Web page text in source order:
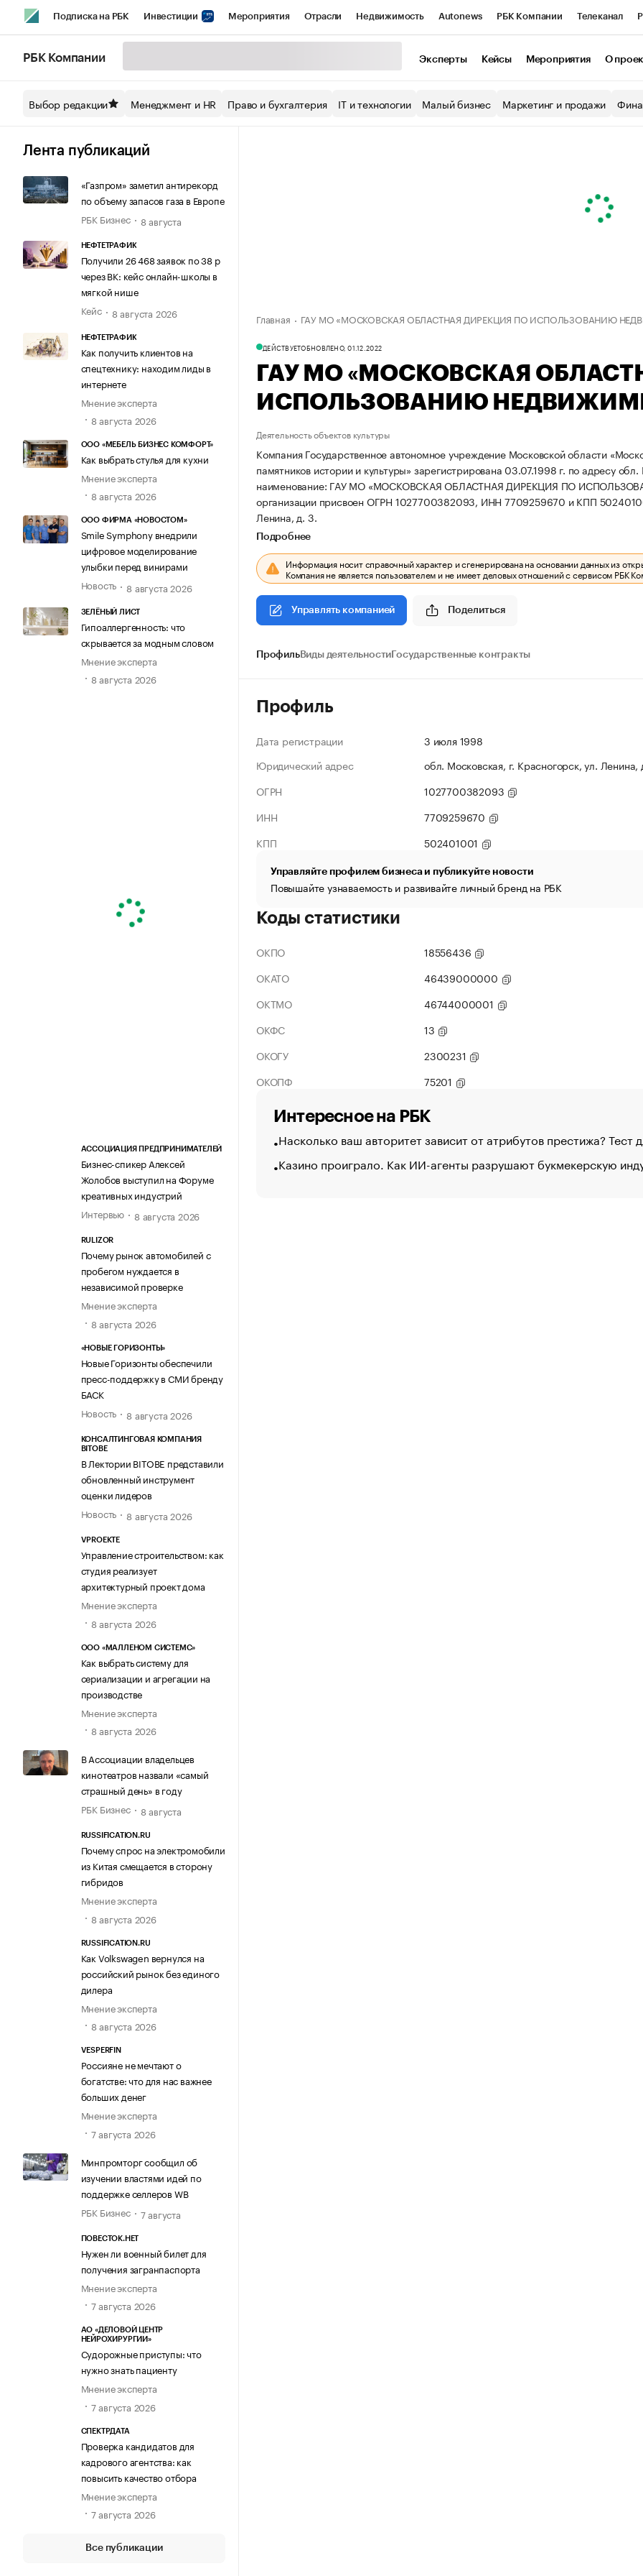
Подписка на РБК Инвестиции Мероприятия Отрасли Недвижимость Autonews РБК Компании Телеканал
Спецпроекты СПб Конференции СПб Спецпроекты Экономика Бизнес
Технологии и медиа
РБК Компании Эксперты Кейсы Мероприятия О
Выбор редакции Менеджмент и HR Право и бухгалтерия IT и технологии Малый бизнес Маркетинг и продажи
Лента публикаций
«Газпром» заметил антирекорд
по объему запасов газа в Европе
РБК Бизнес
8 августа
НЕФТЕТРАФИК
Получили 26 468 заявок по 38 р
через ВК: кейс онлайн-школы в
мягкой нише
Кейс
8 августа 2026
НЕФТЕТРАФИК
Как получить клиентов на
спецтехнику: находим лиды в
интернете
Мнение эксперта
8 августа 2026
ООО «МЕБЕЛЬ БИЗНЕС КОМФОРТ»
Как выбрать стулья для кухни
Мнение эксперта
8 августа 2026
ООО ФИРМА «НОВОСТОМ»
Smile Symphony внедрили
цифровое моделирование
улыбки перед винирами
Новость
8 августа 2026
ЗЕЛЁНЫЙ ЛИСТ
Гипоаллергенность: что
скрывается за модным словом
Мнение эксперта
8 августа 2026
АССОЦИАЦИЯ ПРЕДПРИНИМАТЕЛЕЙ
Бизнес-спикер Алексей
Жолобов выступил на Форуме
креативных индустрий
Интервью
8 августа 2026
RULIZOR
Почему рынок автомобилей с
пробегом нуждается в
независимой проверке
Мнение эксперта
8 августа 2026
«НОВЫЕ ГОРИЗОНТЫ»
Новые Горизонты обеспечили
пресс-поддержку в СМИ бренду
БАСК
Новость
8 августа 2026
КОНСАЛТИНГОВАЯ КОМПАНИЯ
BITOBE
В Лектории BITOBE представили
обновленный инструмент
оценки лидеров
Новость
8 августа 2026
VPROEKTE
Управление строительством: как
студия реализует
архитектурный проект дома
Мнение эксперта
8 августа 2026
ООО «МАЛЛЕНОМ СИСТЕМС»
Как выбрать систему для
сериализации и агрегации на
производстве
Мнение эксперта
8 августа 2026
В Ассоциации владельцев
кинотеатров назвали «самый
страшный день» в году
РБК Бизнес
8 августа
RUSSIFICATION.RU
Почему спрос на электромобили
из Китая смещается в сторону
гибридов
Мнение эксперта
8 августа 2026
RUSSIFICATION.RU
Как Volkswagen вернулся на
российский рынок без единого
дилера
Мнение эксперта
8 августа 2026
VESPERFIN
Россияне не мечтают о
богатстве: что для нас важнее
больших денег
Мнение эксперта
7 августа 2026
Минпромторг сообщил об
изучении властями идей по
поддержке селлеров WB
РБК Бизнес
7 августа
ПОВЕСТОК.НЕТ
Нужен ли военный билет для
получения загранпаспорта
Мнение эксперта
7 августа 2026
АО «ДЕЛОВОЙ ЦЕНТР
НЕЙРОХИРУРГИИ»
Судорожные приступы: что
нужно знать пациенту
Мнение эксперта
7 августа 2026
СПЕКТРДАТА
Проверка кандидатов для
кадрового агентства: как
повысить качество отбора
Мнение эксперта
7 августа 2026
Все публикации
Главная ГАУ МО «МОСКОВСКАЯ ОБЛАСТНАЯ ДИРЕКЦИЯ ПО ИСПОЛЬЗОВАНИЮ
ДЕЙСТВУЕТОБНОВЛЕНО, 01.12.2022
ГАУ МО «МОСКОВСКАЯ
ИСПОЛЬЗОВАНИЮ
Деятельность объектов культуры
Компания Государственное автономное учреждение Московской области
памятников истории и культуры» зарегистрирована 03.07.1998 г. по адресу
наименование: ГАУ МО «МОСКОВСКАЯ ОБЛАСТНАЯ ДИРЕКЦИЯ ПО
организации присвоен ОГРН 1027700382093, ИНН 7709259670 и КПП
Ленина, д. 3.
Подробнее
Информация носит справочный характер и сгенерирована на основании данных из
Компания не является пользователем и не имеет деловых отношений с сервисом РБК
Управлять компанией Поделиться
ПрофильВиды деятельности Государственные контракты
Профиль
Дата регистрации
3 июля 1998
Юридический адрес
обл. Московская, г. Красногорск, ул. Ленина,
ОГРН
1027700382093
ИНН
7709259670
КПП
502401001
Управляйте профилем бизнеса и публикуйте новости
Повышайте узнаваемость и развивайте личный бренд на РБК
Коды статистики
ОКПО
18556436
ОКАТО
46439000000
ОКТМО
46744000001
ОКФС
13
ОКОГУ
2300231
ОКОПФ
75201
Интересное на РБК
Насколько ваш авторитет зависит от атрибутов престижа? Тест
Казино проиграло. Как ИИ-агенты разрушают букмекерскую